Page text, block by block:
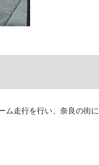
ム走行を行い、奈良の街に